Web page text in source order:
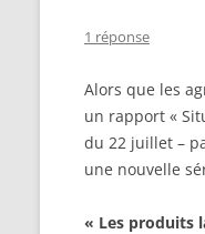
1 réponse
Alors que les
un rapport «
du 22 juillet –
une nouvelle
« Les produits